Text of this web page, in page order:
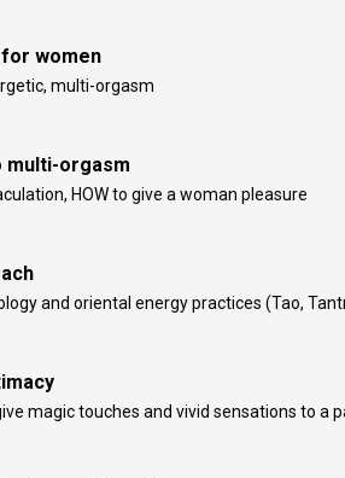
women
multi-orgasm
multi-orgasm
HOW to give a woman pleasure
and oriental energy practices (Tao,
magic touches and vivid sensations to a